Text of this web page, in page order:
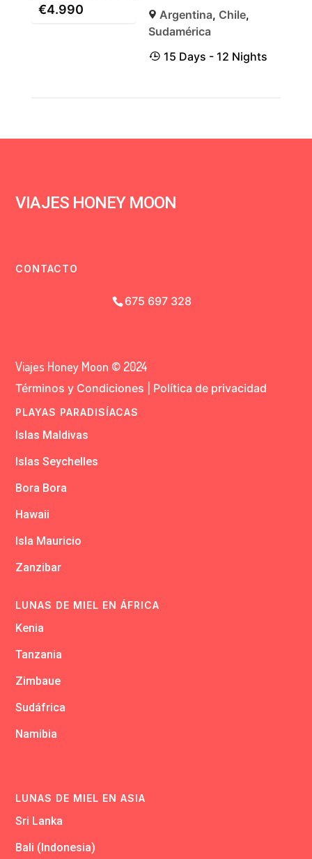
€4.990 Argentina, Chile,
Sudamérica
15 Days - 12 Nights
VIAJES HONEY MOON
CONTACTO
675 697 328
Viajes Honey Moon © 2024
Términos y Condiciones Política de privacidad
PLAYAS PARADISÍACAS
Islas Maldivas
Islas Seychelles
Bora Bora
Hawaii
Isla Mauricio
Zanzibar
LUNAS DE MIEL EN ÁFRICA
Kenia
Tanzania
Zimbaue
Sudáfrica
Namibia
LUNAS DE MIEL EN ASIA
Sri Lanka
Bali (Indonesia)